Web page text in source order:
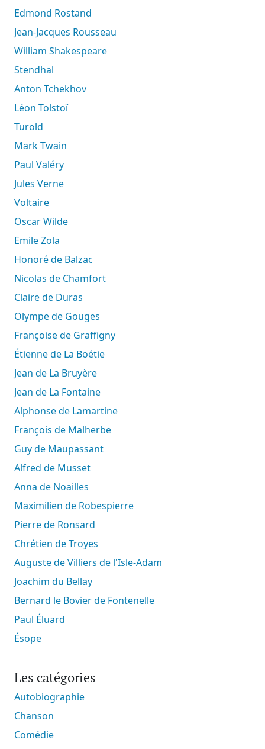
Edmond Rostand
Jean-Jacques Rousseau
William Shakespeare
Stendhal
Anton Tchekhov
Léon Tolstoï
Turold
Mark Twain
Paul Valéry
Jules Verne
Voltaire
Oscar Wilde
Emile Zola
Honoré de Balzac
Nicolas de Chamfort
Claire de Duras
Olympe de Gouges
Françoise de Graffigny
Étienne de La Boétie
Jean de La Bruyère
Jean de La Fontaine
Alphonse de Lamartine
François de Malherbe
Guy de Maupassant
Alfred de Musset
Anna de Noailles
Maximilien de Robespierre
Pierre de Ronsard
Chrétien de Troyes
Auguste de Villiers de l'Isle-Adam
Joachim du Bellay
Bernard le Bovier de Fontenelle
Paul Éluard
Ésope
Les catégories
Autobiographie
Chanson
Comédie